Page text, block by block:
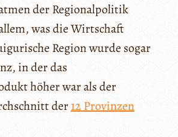
der Regionalpolitik
was die Wirtschaft
Region wurde sogar
in der das
höher war als der
der12 Provinzen